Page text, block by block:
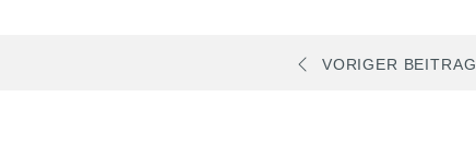
VORIGER BEITRAG